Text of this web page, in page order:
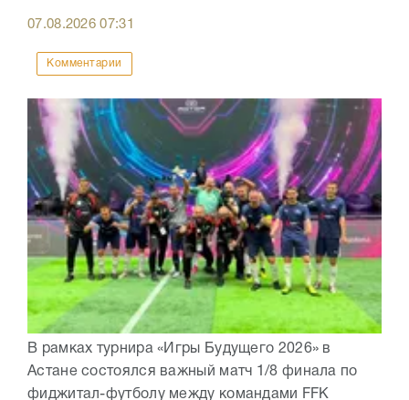
07.08.202607:31
Комментарии
В рамках турнира «Игры Будущего 2026» в
Астане состоялся важный матч 1/8 финала по
фиджитал-футболу между командами FFK